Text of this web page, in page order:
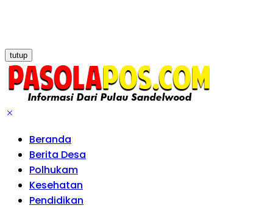
tutup
Beranda
Berita Desa
Polhukam
Kesehatan
Pendidikan